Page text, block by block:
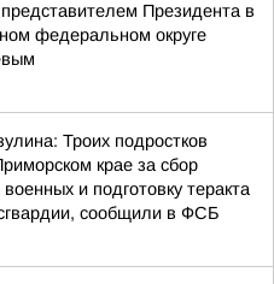
Президента в
федеральном округе
Троих подростков
крае за сбор
и подготовку теракта
сообщили в ФСБ